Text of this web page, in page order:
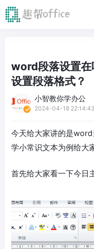
word段落设置
设置段落格式？
小智教你学办公
2024-04-18 22:14:43
今天给大家讲的是
学小常识文本为例给大
首先给大家看一下今日